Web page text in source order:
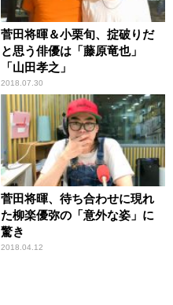
菅田将暉＆小栗旬、掟破りだ
と思う俳優は「藤原竜也」
「山田孝之」
2018.07.30
菅田将暉、待ち合わせに現れ
た柳楽優弥の「意外な姿」に
驚き
2018.04.12